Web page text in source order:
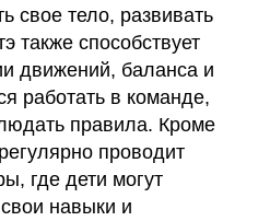
свое тело, развивать
также способствует
движений, баланса и
работать в команде,
правила. Кроме
проводит
где дети могут
навыки и